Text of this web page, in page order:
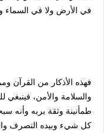
في الأرض ولا في السماء
فهذه الأذكار من القرآن
والسلامة والأمن، فينبغي
طمأنينة وثقة بربه وأنه
كل شيء وبيده التصرف